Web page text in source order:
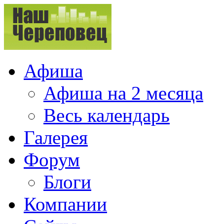
Афиша
Афиша на 2 месяца
Весь календарь
Галерея
Форум
Блоги
Компании